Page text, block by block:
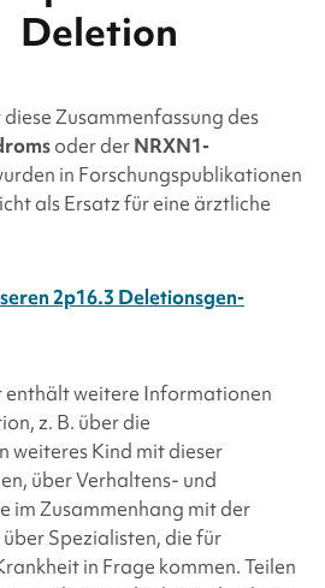
Deletion
Zusammenfassung des
oder derNRXN1-
in Forschungspublikationen
als Ersatz für eine ärztliche
2p16.3 Deletionsgen-
enthält weitere Informationen
, z. B. über die
weiteres Kind mit dieser
über Verhaltens- und
im Zusammenhang mit der
Spezialisten, die für
in Frage kommen. Teilen